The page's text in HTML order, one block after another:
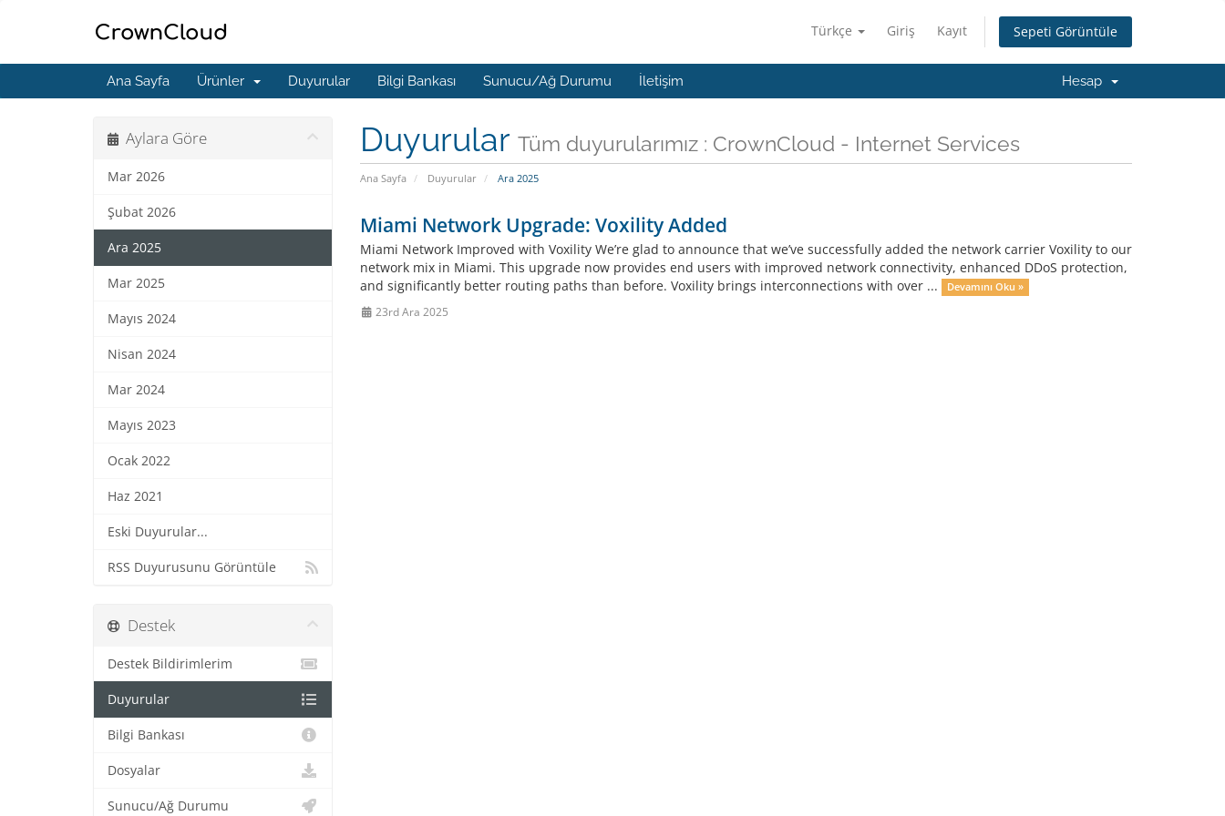
Türkçe Giriş Kayıt Sepeti Görüntüle
Ana Sayfa Ürünler Duyurular Bilgi Bankası Sunucu/Ağ Durumu İletişim Hesap
Duyurular Tüm duyurularımız : CrownCloud - Internet Services
Ana Sayfa Duyurular Ara 2025
Aylara Göre
Mar 2026
Şubat 2026
Ara 2025
Mar 2025
Mayıs 2024
Nisan 2024
Mar 2024
Mayıs 2023
Ocak 2022
Haz 2021
Eski Duyurular...
RSS Duyurusunu Görüntüle
Miami Network Upgrade: Voxility Added
Miami Network Improved with Voxility We’re glad to announce that we’ve successfully added the network carrier Voxility to our
network mix in Miami. This upgrade now provides end users with improved network connectivity, enhanced DDoS protection,
and significantly better routing paths than before. Voxility brings interconnections with over ...
Devamını Oku »
23rd Ara 2025
Destek
Destek Bildirimlerim
Duyurular
Bilgi Bankası
Dosyalar
Sunucu/Ağ Durumu